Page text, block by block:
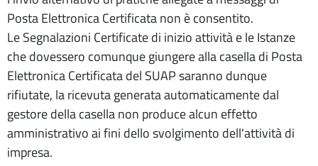
Posta Elettronica Certificata non è consentito.
Le Segnalazioni Certificate di inizio attività e le Istanze
che dovessero comunque giungere alla casella di Posta
Elettronica Certificata del SUAP saranno dunque
rifiutate, la ricevuta generata automaticamente dal
gestore della casella non produce alcun effetto
amministrativo ai fini dello svolgimento dell'attività di
impresa.